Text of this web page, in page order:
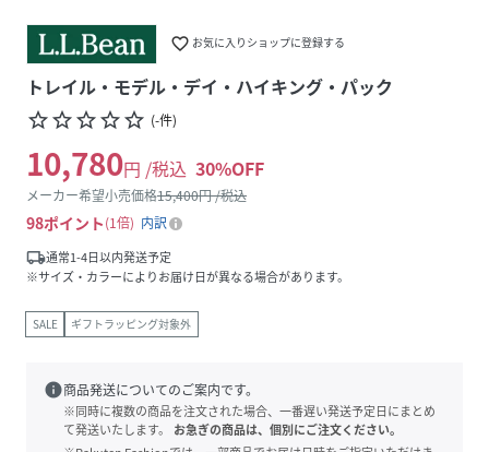
favorite_border お気に入りショップに登録する
トレイル・モデル・デイ・ハイキング・パック
star_borderstar_borderstar_borderstar_borderstar_border (-件)
10,780円 /税込 30%OFF
メーカー希望小売価格15,400円 /税込
98ポイント 1倍
内訳
local_shipping通常1-4日以内発送予定
※サイズ・カラーによりお届け日が異なる場合があります。
SALE ギフトラッピング対象外
info商品発送についてのご案内です。
※同時に複数の商品を注文された場合、一番遅い発送予定日にまとめ
て発送いたします。
お急ぎの商品は、個別にご注文ください。